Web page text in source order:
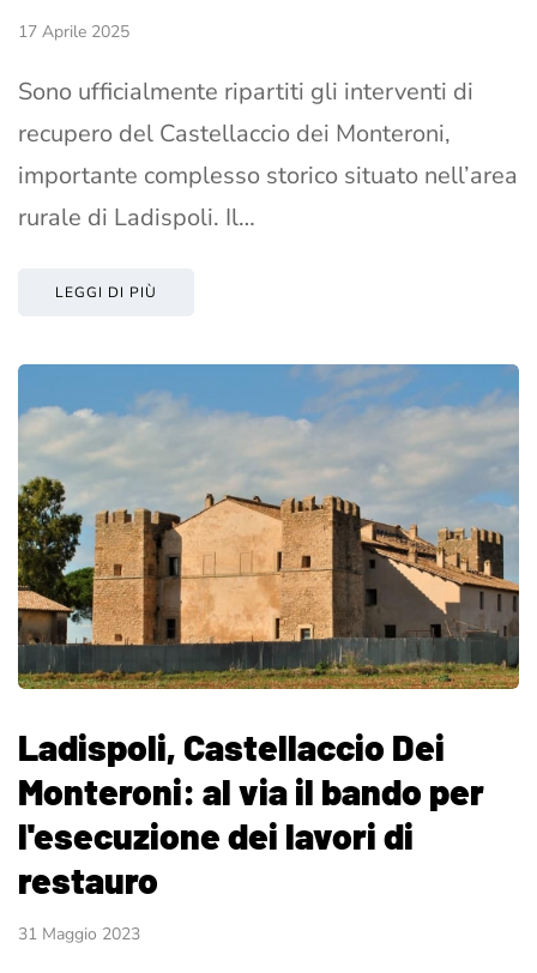
17 Aprile 2025
Sono ufficialmente ripartiti gli interventi di
recupero del Castellaccio dei Monteroni,
importante complesso storico situato nell’area
rurale di Ladispoli. Il…
LEGGI DI PIÙ
Ladispoli, Castellaccio Dei
Monteroni: al via il bando per
l'esecuzione dei lavori di
restauro
31 Maggio 2023